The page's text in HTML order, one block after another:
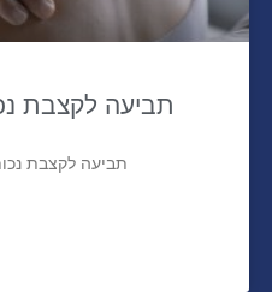
תביעה לקצבת
תביעה לקצבת